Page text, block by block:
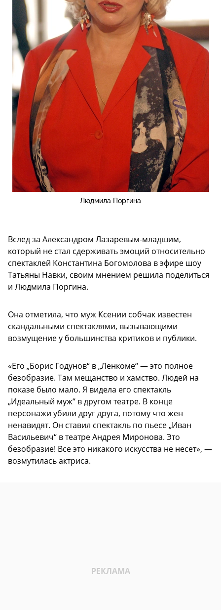
Людмила Поргина
Вслед за Александром Лазаревым-младшим,
который не стал сдерживать эмоций относительно
спектаклей Константина Богомолова в эфире шоу
Татьяны Навки, своим мнением решила поделиться
и Людмила Поргина.
Она отметила, что муж Ксении собчак известен
скандальными спектаклями, вызывающими
возмущение у большинства критиков и публики.
«Его „Борис Годунов“ в „Ленкоме“ — это полное
безобразие. Там мещанство и хамство. Людей на
показе было мало. Я видела его спектакль
„Идеальный муж“ в другом театре. В конце
персонажи убили друг друга, потому что жен
ненавидят. Он ставил спектакль по пьесе „Иван
Васильевич“ в театре Андрея Миронова. Это
безобразие! Все это никакого искусства не несет», —
возмутилась актриса.